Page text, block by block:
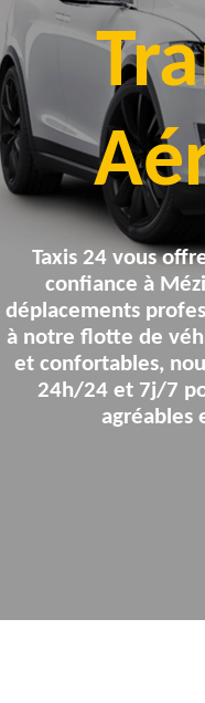
Taxis 24 vous
confiance à
déplacements
à notre flotte de
et confortables,
24h/24 et 7j/7
agréables